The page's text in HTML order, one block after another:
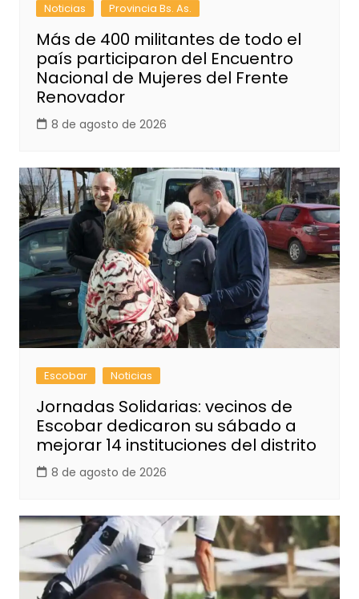
Noticias Provincia Bs. As.
Más de 400 militantes de todo el
país participaron del Encuentro
Nacional de Mujeres del Frente
Renovador
8 de agosto de 2026
Escobar Noticias
Jornadas Solidarias: vecinos de
Escobar dedicaron su sábado a
mejorar 14 instituciones del distrito
8 de agosto de 2026